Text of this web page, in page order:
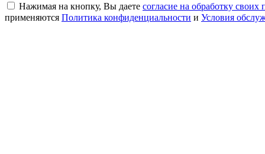
Нажимая на кнопку, Вы даете согласие на обработку
применяются Политика конфиденциальности и Условия